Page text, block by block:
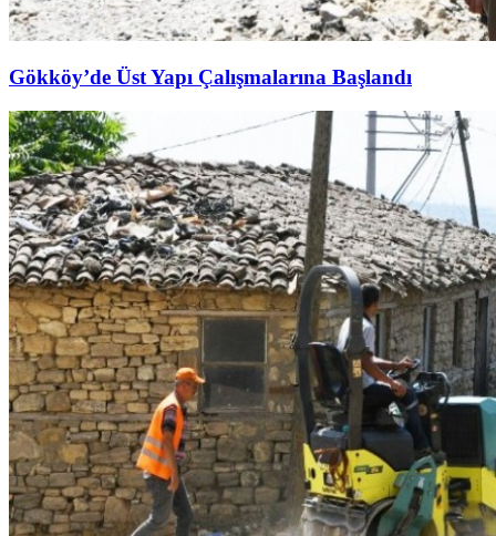
Gökköy’de Üst Yapı Çalışmalarına Başlandı